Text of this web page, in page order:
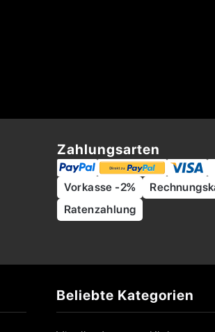
Zahlungsarten
Vorkasse -2%
Ratenzahlung
Beliebte Kategorien